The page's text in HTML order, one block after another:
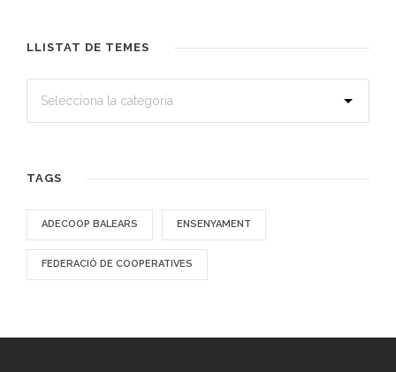
LLISTAT DE TEMES
TAGS
ADECOOP BALEARS ENSENYAMENT
FEDERACIÓ DE COOPERATIVES